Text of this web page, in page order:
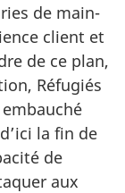
de main-
client et
de ce plan,
Réfugiés
embauché
la fin de
de
aux